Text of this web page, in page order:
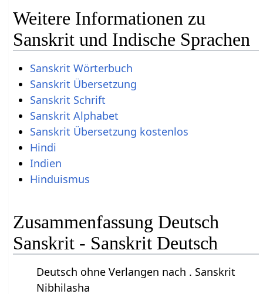
Weitere Informationen zu
Sanskrit und Indische Sprachen
Sanskrit Wörterbuch
Sanskrit Übersetzung
Sanskrit Schrift
Sanskrit Alphabet
Sanskrit Übersetzung kostenlos
Hindi
Indien
Hinduismus
Zusammenfassung Deutsch
Sanskrit - Sanskrit Deutsch
Deutsch ohne Verlangen nach . Sanskrit
Nibhilasha